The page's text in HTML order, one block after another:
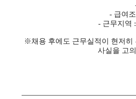
- 급여
- 근무지역
※채용 후에도 근무실적이 현저히
사실을 고